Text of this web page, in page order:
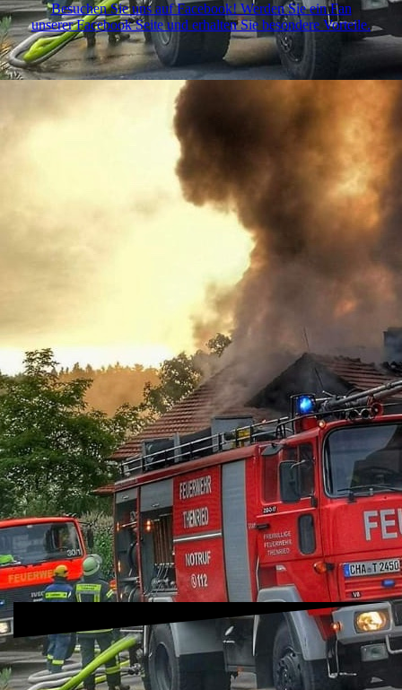
Besuchen Sie uns auf Facebook! Werden Sie ein Fan
unserer Facebook Seite und erhalten Sie besondere Vorteile.